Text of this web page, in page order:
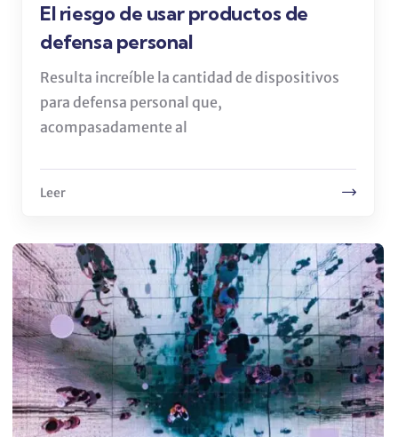
El riesgo de usar productos de
defensa personal
Resulta increíble la cantidad de dispositivos
para defensa personal que,
acompasadamente al
Leer